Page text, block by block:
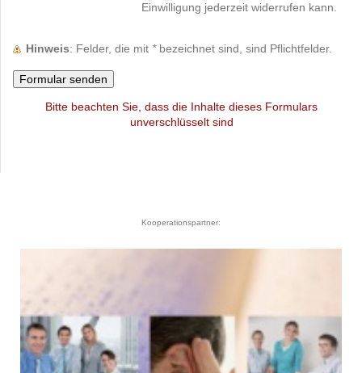
Einwilligung jederzeit widerrufen kann.
Hinweis : Felder, die mit *bezeichnet sind, sind Pflichtfelder.
Bitte beachten Sie, dass die Inhalte dieses Formulars
unverschlüsselt sind
Kooperationspartner: